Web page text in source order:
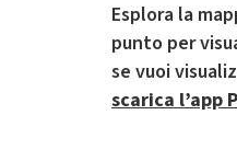
Esplora la
punto per
se vuoi
scarica l’app